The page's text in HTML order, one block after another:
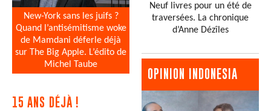
New-York sans les juifs ?
Quand l’antisémitisme woke
de Mamdani déferle déjà
sur The Big Apple. L’édito de
Michel Taube
15 ANS DÉJÀ !
Neuf livres pour un été de
traversées. La chronique
d’Anne Dézîles
OPINION INDONESIA